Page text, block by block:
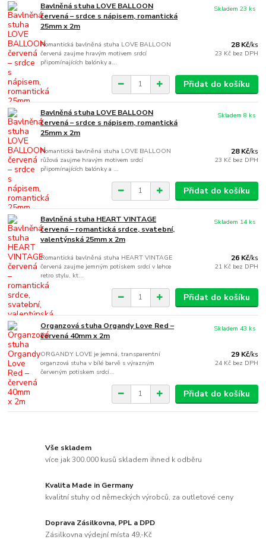
Bavlněná stuha LOVE BALLOON
červená – srdce s nápisem, romantická
25mm x 2m
Romantická bavlněná stuha LOVE BALLOON
červená zaujme hravým motivem srdcí
připomínajících balónky a...
28 Kč/ks
23 Kč bez DPH
Skladem 23 ks
Přidat do košíku
Bavlněná stuha LOVE BALLOON
červená – srdce s nápisem, romantická
25mm x 2m
Romantická bavlněná stuha LOVE BALLOON
růžová zaujme hravým motivem srdcí
připomínajících balónky a ...
28 Kč/ks
23 Kč bez DPH
Skladem 8 ks
Přidat do košíku
Bavlněná stuha HEART VINTAGE
červená – romantická srdce, svatební,
valentýnská 25mm x 2m
Romantická bavlněná stuha HEART VINTAGE
červená zaujme jemným potiskem srdcí v lehce
retro stylu, kt...
26 Kč/ks
21 Kč bez DPH
Skladem 14 ks
Přidat do košíku
Organzová stuha Organdy Love Red –
červená 40mm x 2m
ORGANDY LOVE je jemná, transparentní
organzová stuha v bílé barvě s výrazným
červeným potiskem srdcí...
29 Kč/ks
24 Kč bez DPH
Skladem 43 ks
Přidat do košíku
Vše skladem
více jak 300.000 kusů skladem ihned k odběru
Kvalita Made in Germany
kvalitní stuhy od německých výrobců, za outletové ceny
Doprava Zásilkovna, PPL a DPD
Zásilkovna výdejní místa 49,-Kč